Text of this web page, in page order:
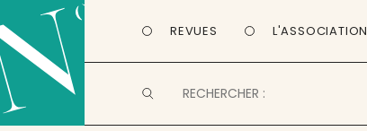
REVUES L'ASSOCIATION